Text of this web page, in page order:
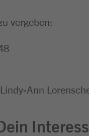
vergeben:
Ann